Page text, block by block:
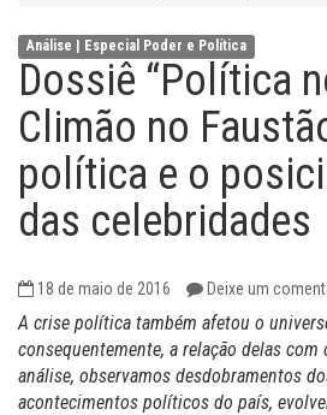
Análise | Especial Poder e Política
Dossiê “Política
Climão no
política e o
das celebridades
18 de maio de 2016 Deixe um
A crise política também afetou o
consequentemente, a relação delas
análise, observamos desdobramentos
acontecimentos políticos do país,